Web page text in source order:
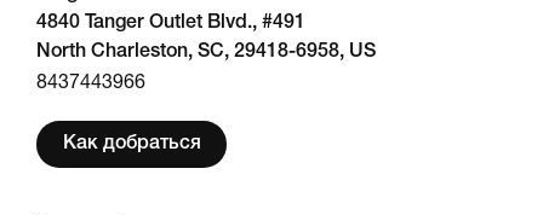
4840 Tanger Outlet Blvd., #491
North Charleston, SC, 29418-6958, US
8437443966
Как добраться